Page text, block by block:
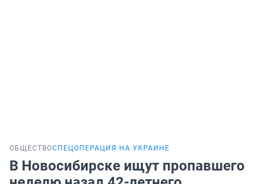
ОБЩЕСТВОСПЕЦОПЕРАЦИЯ НА УКРАИНЕ
В Новосибирске ищут пропавшего